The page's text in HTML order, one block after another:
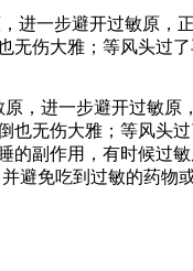
进一步避开过敏原
无伤大雅；等风头过
，进一步避开过敏原
也无伤大雅；等风头
的副作用，有时候过
避免吃到过敏的药物